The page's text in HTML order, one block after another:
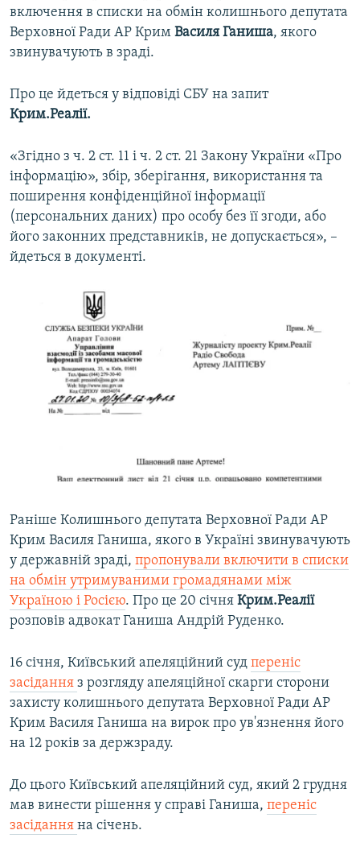
включення в списки на обмін колишнього депутата
Верховної Ради АР Крим Василя Ганиша, якого
звинувачують в зраді.
Про це йдеться у відповіді СБУ на запит
Крим.Реалії.
«Згідно з ч. 2 ст. 11 і ч. 2 ст. 21 Закону України «Про
інформацію», збір, зберігання, використання та
поширення конфіденційної інформації
(персональних даних) про особу без її згоди, або
його законних представників, не допускається», –
йдеться в документі.
Раніше Колишнього депутата Верховної Ради АР
Крим Василя Ганиша, якого в Україні звинувачують
у державній зраді, пропонували включити в списки
на обмін утримуваними громадянами між
Україною і Росією. Про це 20 січня Крим.Реалії
розповів адвокат Ганиша Андрій Руденко.
16 січня, Київський апеляційний суд переніс
засідання з розгляду апеляційної скарги сторони
захисту колишнього депутата Верховної Ради АР
Крим Василя Ганиша на вирок про ув'язнення його
на 12 років за держзраду.
До цього Київський апеляційний суд, який 2 грудня
мав винести рішення у справі Ганиша, переніс
засідання на січень.